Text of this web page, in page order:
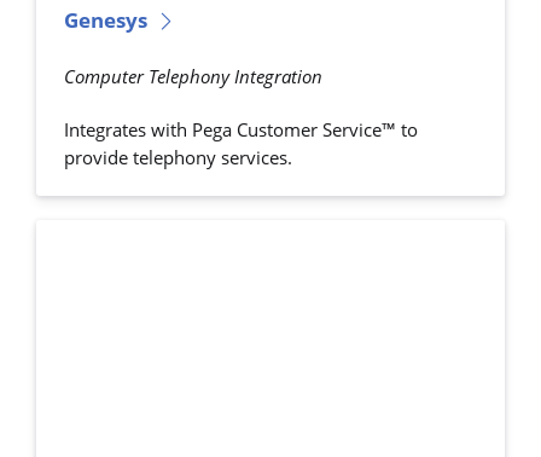
Genesys
Computer Telephony Integration
Integrates with Pega Customer Service™ to
provide telephony services.